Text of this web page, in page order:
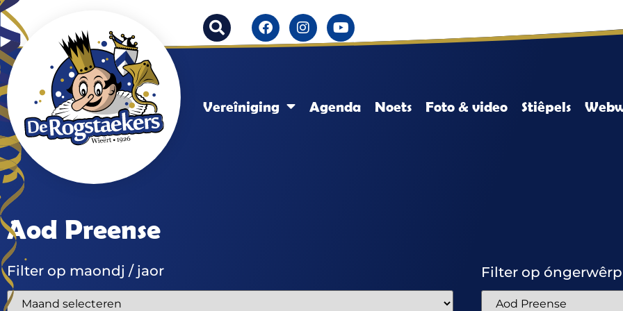
Vereîniging Agenda Noets Foto & video Stiêpels
Aod Preense
Filter op maondj / jaor Filter op óngerwêrp